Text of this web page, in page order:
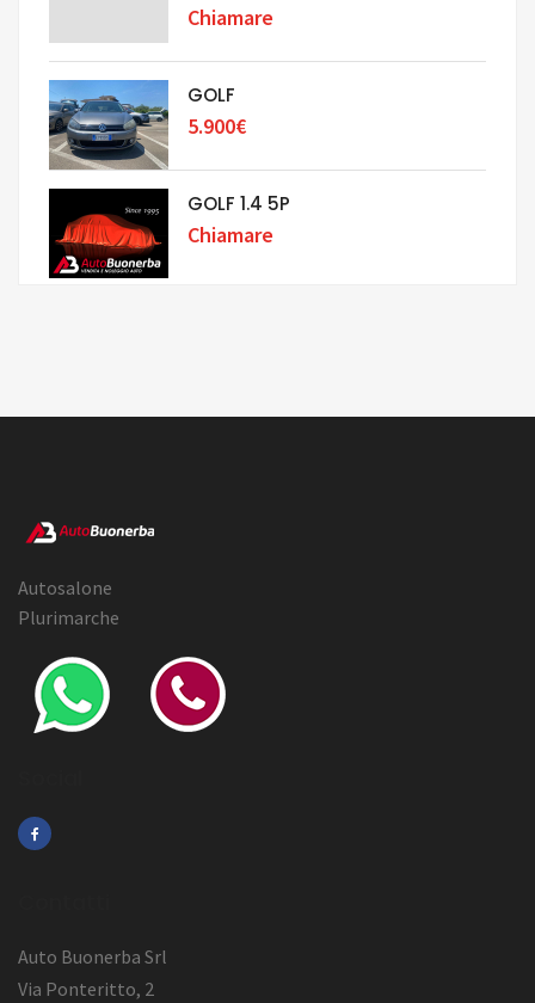
Chiamare
GOLF
5.900€
GOLF 1.4 5P
Chiamare
Autosalone
Plurimarche
Auto Buonerba Srl
Via Ponteritto, 2